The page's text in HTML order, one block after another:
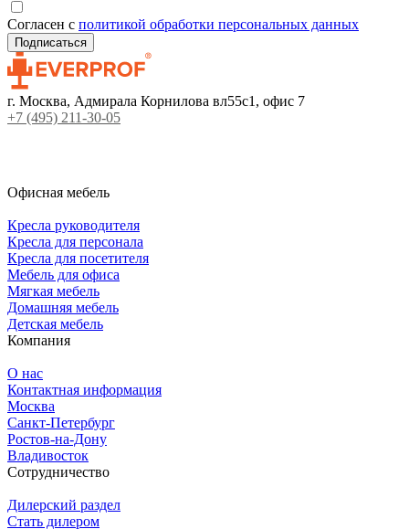
Согласен с политикой обработки персональных данных
г. Москва, Адмирала Корнилова вл55с1, офис 7
+7 (495) 211-30-05
Офисная мебель
Кресла руководителя
Кресла для персонала
Кресла для посетителя
Мебель для офиса
Мягкая мебель
Домашняя мебель
Детская мебель
Компания
О нас
Контактная информация
Москва
Санкт-Петербург
Ростов-на-Дону
Владивосток
Сотрудничество
Дилерский раздел
Стать дилером